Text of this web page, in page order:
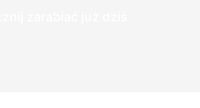
zarabiać już dziś